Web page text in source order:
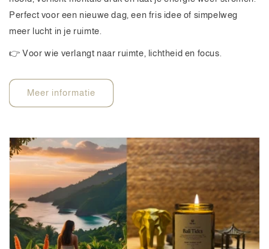
Perfect voor een nieuwe dag, een fris idee of simpelweg
meer lucht in je ruimte.
👉 Voor wie verlangt naar ruimte, lichtheid en focus.
Meer informatie